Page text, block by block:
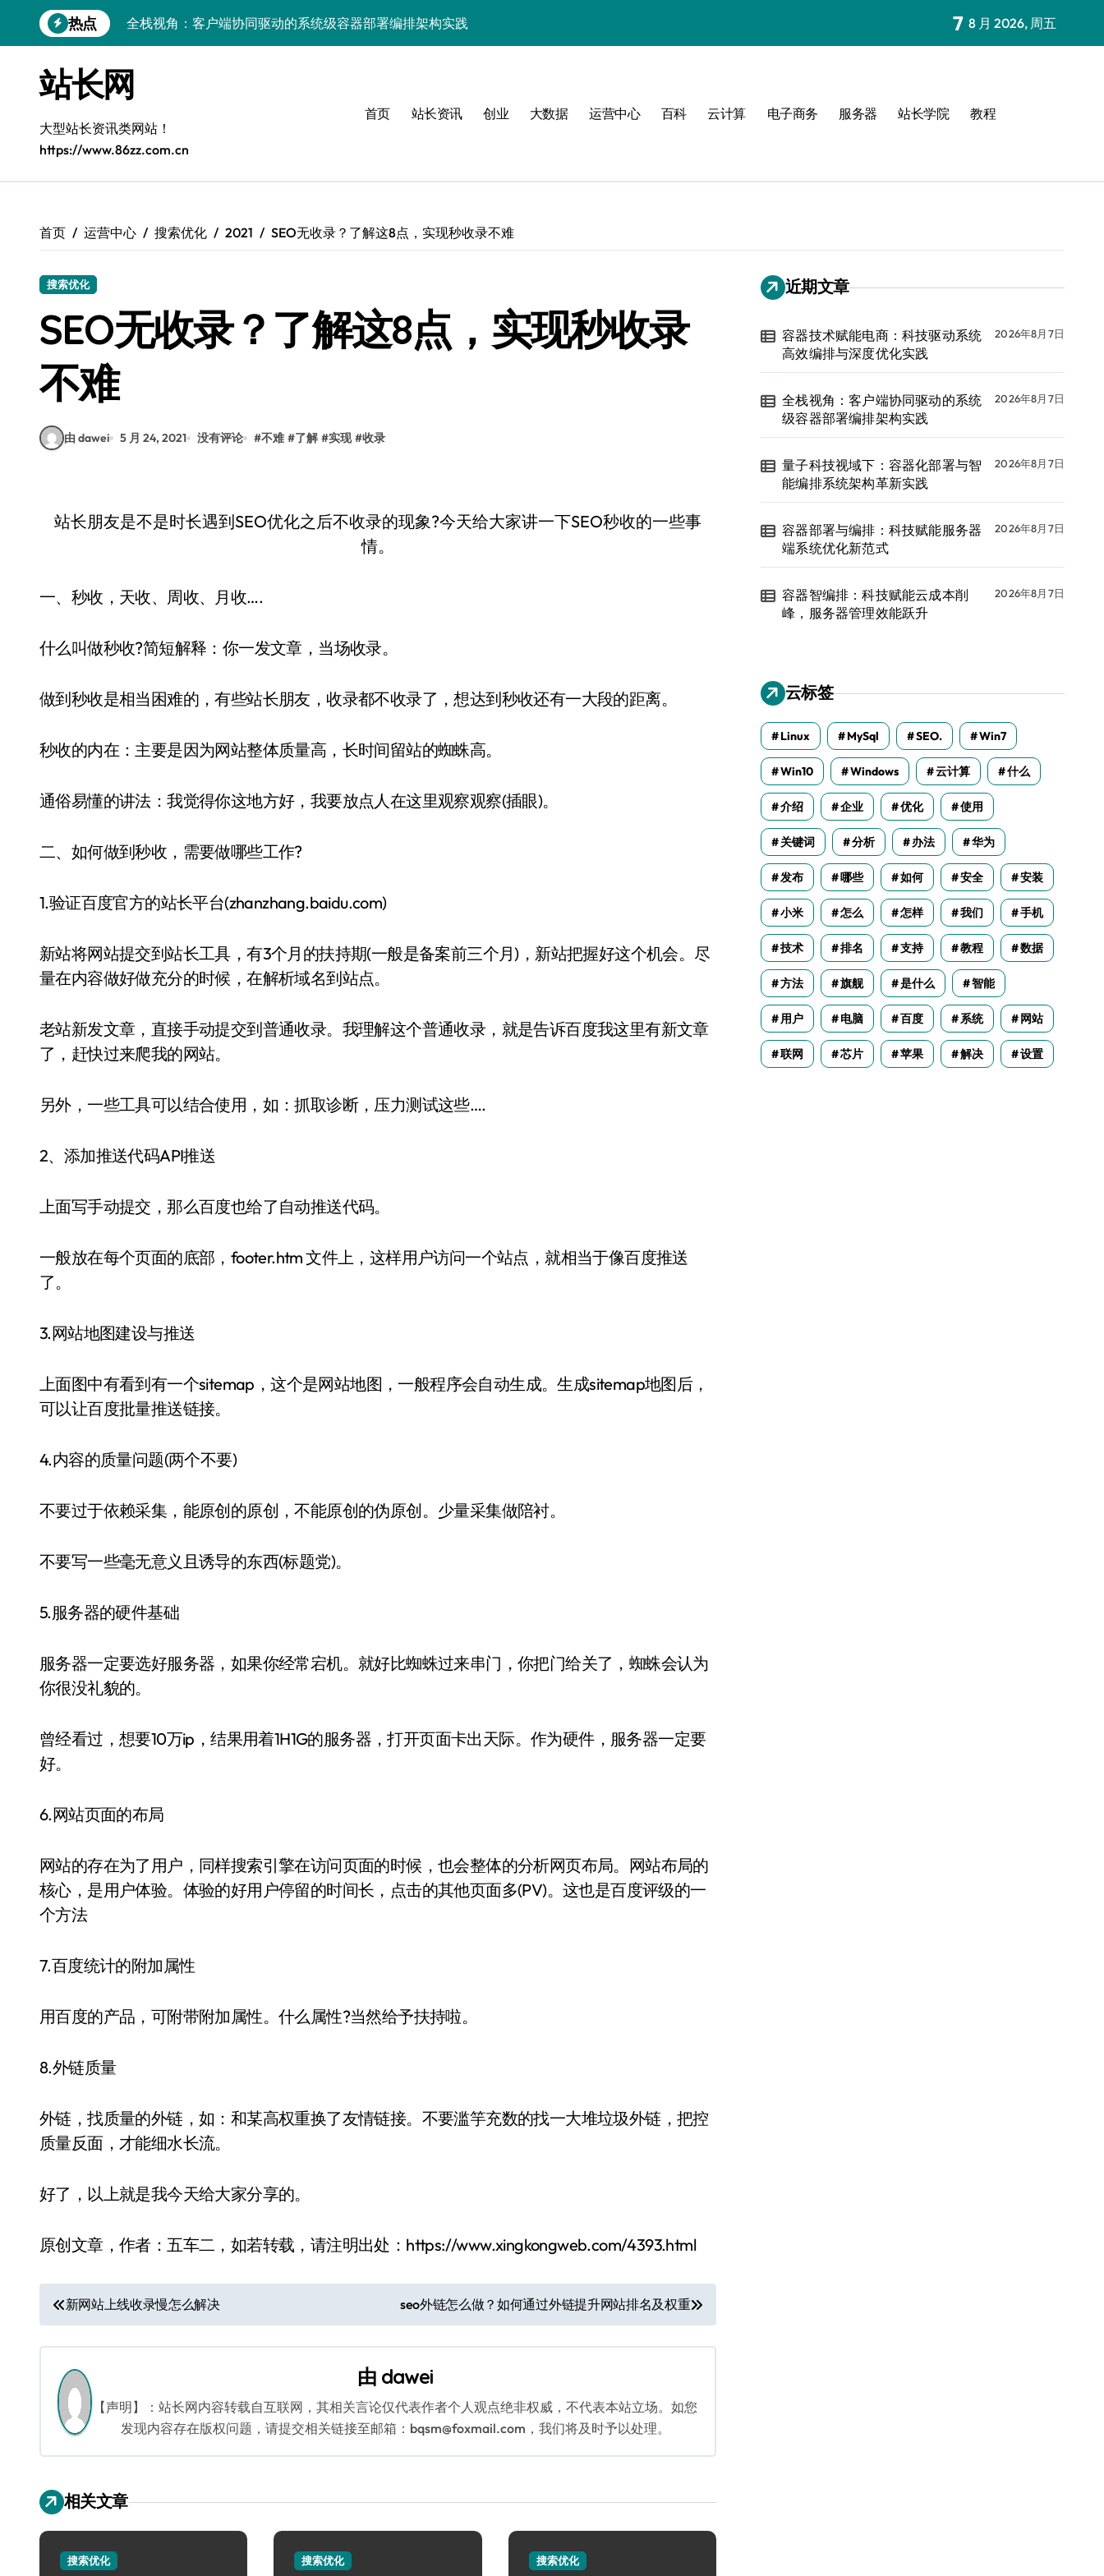
到
热点
全栈视角：客户端协同驱动的系统级容器部署编排架构实践
容器部署与编排：科技赋能服务器端系统优化新范式
容器智编排：科技赋能云成本削峰，服务器管理效能跃升
Windows前端开发环境高效搭建与运行库管理
Windows下大数据运行库高效部署与管理
容器化+K8s编排：视觉系统高效部署新范式
容器技术赋能电商：科技驱动系统高效编排与深度优化实践
7 8 月 2026, 周五
站长网
大型站长资讯类网站！
https://www.86zz.com.cn
首页 站长资讯 创业 大数据 运营中心 百科 云计算 电子商务 服务器 站长学院 教程
首页 运营中心 搜索优化 2021 SEO无收录？了解这8点，实现秒收录不难
搜索优化
SEO无收录？了解这8点，实现秒收录
不难
由 dawei 5 月 24, 2021 没有评论 #不难 #了解 #实现 #收录
站长朋友是不是时长遇到SEO优化之后不收录的现象?今天给大家讲一下SEO秒收的一些事
情。
一、秒收，天收、周收、月收….
什么叫做秒收?简短解释：你一发文章，当场收录。
做到秒收是相当困难的，有些站长朋友，收录都不收录了，想达到秒收还有一大段的距离。
秒收的内在：主要是因为网站整体质量高，长时间留站的蜘蛛高。
通俗易懂的讲法：我觉得你这地方好，我要放点人在这里观察观察(插眼)。
二、如何做到秒收，需要做哪些工作?
1.验证百度官方的站长平台(zhanzhang.baidu.com)
新站将网站提交到站长工具，有3个月的扶持期(一般是备案前三个月)，新站把握好这个机会。尽
量在内容做好做充分的时候，在解析域名到站点。
老站新发文章，直接手动提交到普通收录。我理解这个普通收录，就是告诉百度我这里有新文章
了，赶快过来爬我的网站。
另外，一些工具可以结合使用，如：抓取诊断，压力测试这些….
2、添加推送代码API推送
上面写手动提交，那么百度也给了自动推送代码。
一般放在每个页面的底部，footer.htm 文件上，这样用户访问一个站点，就相当于像百度推送
了。
3.网站地图建设与推送
上面图中有看到有一个sitemap，这个是网站地图，一般程序会自动生成。生成sitemap地图后，
可以让百度批量推送链接。
4.内容的质量问题(两个不要)
不要过于依赖采集，能原创的原创，不能原创的伪原创。少量采集做陪衬。
不要写一些毫无意义且诱导的东西(标题党)。
5.服务器的硬件基础
服务器一定要选好服务器，如果你经常宕机。就好比蜘蛛过来串门，你把门给关了，蜘蛛会认为
你很没礼貌的。
曾经看过，想要10万ip，结果用着1H1G的服务器，打开页面卡出天际。作为硬件，服务器一定要
好。
6.网站页面的布局
网站的存在为了用户，同样搜索引擎在访问页面的时候，也会整体的分析网页布局。网站布局的
核心，是用户体验。体验的好用户停留的时间长，点击的其他页面多(PV)。这也是百度评级的一
个方法
7.百度统计的附加属性
用百度的产品，可附带附加属性。什么属性?当然给予扶持啦。
8.外链质量
外链，找质量的外链，如：和某高权重换了友情链接。不要滥竽充数的找一大堆垃圾外链，把控
质量反面，才能细水长流。
好了，以上就是我今天给大家分享的。
原创文章，作者：五车二，如若转载，请注明出处：https://www.xingkongweb.com/4393.html
文
章
导
航
新网站上线收录慢怎么解决 seo外链怎么做？如何通过外链提升网站排名及权重
由 dawei
【声明】：站长网内容转载自互联网，其相关言论仅代表作者个人观点绝非权威，不代表本站立场。如您
发现内容存在版权问题，请提交相关链接至邮箱：bqsm@foxmail.com，我们将及时予以处理。
相关文章
搜索优化 搜索优化 搜索优化
近期文章
容器技术赋能电商：科技驱动系统
高效编排与深度优化实践
2026年8月7日
全栈视角：客户端协同驱动的系统
级容器部署编排架构实践
2026年8月7日
量子科技视域下：容器化部署与智
能编排系统架构革新实践
2026年8月7日
容器部署与编排：科技赋能服务器
端系统优化新范式
2026年8月7日
容器智编排：科技赋能云成本削
峰，服务器管理效能跃升
2026年8月7日
云标签
Linux MySql SEO. Win7
Win10 Windows 云计算 什么
介绍 企业 优化 使用
关键词 分析 办法 华为
发布 哪些 如何 安全 安装
小米 怎么 怎样 我们 手机
技术 排名 支持 教程 数据
方法 旗舰 是什么 智能
用户 电脑 百度 系统 网站
联网 芯片 苹果 解决 设置